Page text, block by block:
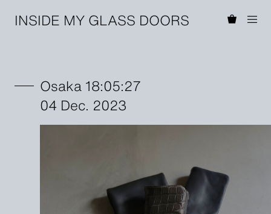
INSIDE MY GLASS DOORS
Osaka 18:05:27
04 Dec. 2023